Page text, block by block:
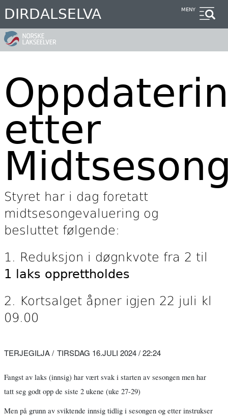
Hopp
til
hovedinnhold
DIRDALSELVA MENY
etter
Styret har i dag foretatt
midtsesongevaluering og
besluttet følgende:
1. Reduksjon i døgnkvote fra 2 til
1 laks opprettholdes
2. Kortsalget åpner igjen 22 juli kl
09.00
TERJEGILJA TIRSDAG 16.JULI 2024 / 22:24
Fangst av laks (innsig) har vært svak i starten av sesongen men har
tatt seg godt opp de siste 2 ukene (uke 27-29)
Men på grunn av sviktende innsig tidlig i sesongen og etter instrukser